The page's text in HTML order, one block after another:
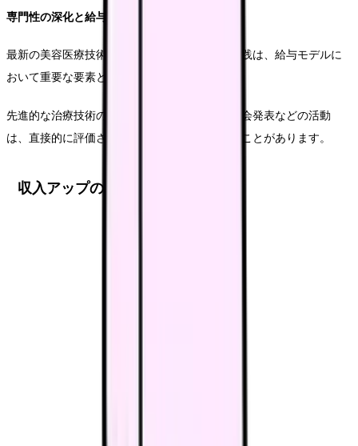
専門性の深化と給与
最新の美容医療技術に関する継続的な学習と実践は、給与モデルに
おいて重要な要素となります。
先進的な治療技術の習得、関連資格の取得、学会発表などの活動
は、直接的に評価され、昇給や昇進につながることがあります。
収入アップのための実践的戦略